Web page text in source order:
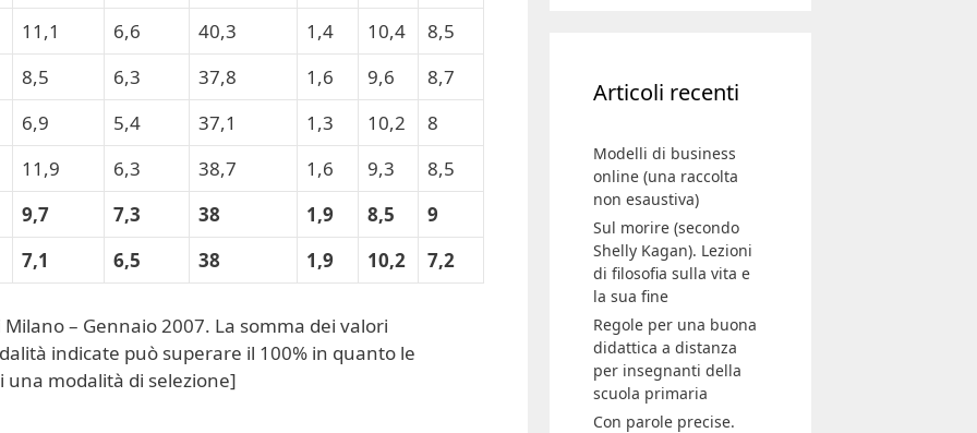
11,1 6,6 40,3 1,4 10,4
8,5
8,5 6,3 37,8 1,6 9,6
8,7
6,9 5,4 37,1 1,3 10,2
8
11,9 6,3 38,7 1,6 9,3
8,5
9,7 7,3 38 1,9 8,5
9
7,1 6,5 38 1,9 10,2 7,2
– Gennaio 2007. La somma dei valori
indicate può superare il 100% in quanto le
modalità di selezione]
Articoli recenti
Modelli di business
online (una raccolta
non esaustiva)
Sul morire (secondo
Shelly Kagan). Lezioni
di filosofia sulla vita e
la sua fine
Regole per una buona
didattica a distanza
per insegnanti della
scuola primaria
Con parole precise.